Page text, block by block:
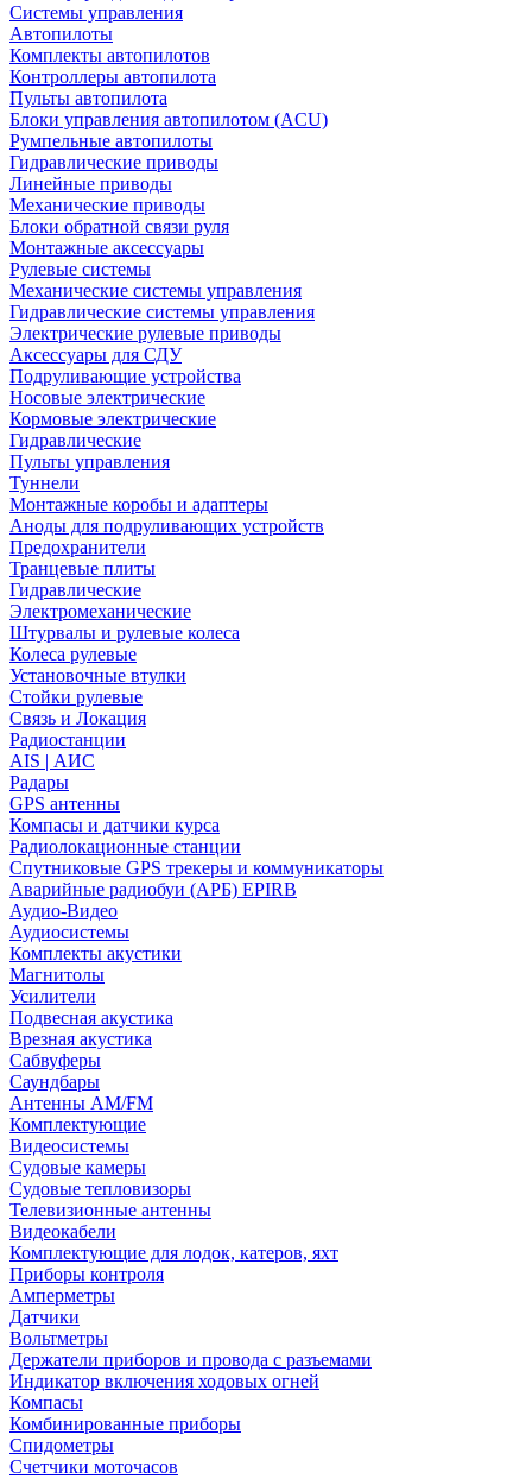
Системы управления
Автопилоты
Комплекты автопилотов
Контроллеры автопилота
Пульты автопилота
Блоки управления автопилотом (ACU)
Румпельные автопилоты
Гидравлические приводы
Линейные приводы
Механические приводы
Блоки обратной связи руля
Монтажные аксессуары
Рулевые системы
Механические системы управления
Гидравлические системы управления
Электрические рулевые приводы
Аксессуары для СДУ
Подруливающие устройства
Носовые электрические
Кормовые электрические
Гидравлические
Пульты управления
Туннели
Монтажные коробы и адаптеры
Аноды для подруливающих устройств
Предохранители
Транцевые плиты
Гидравлические
Электромеханические
Штурвалы и рулевые колеса
Колеса рулевые
Установочные втулки
Стойки рулевые
Связь и Локация
Радиостанции
AIS | АИС
Радары
GPS антенны
Компасы и датчики курса
Радиолокационные станции
Спутниковые GPS трекеры и коммуникаторы
Аварийные радиобуи (АРБ) EPIRB
Аудио-Видео
Аудиосистемы
Комплекты акустики
Магнитолы
Усилители
Подвесная акустика
Врезная акустика
Сабвуферы
Саундбары
Антенны AM/FM
Комплектующие
Видеосистемы
Судовые камеры
Cудовые тепловизоры
Телевизионные антенны
Видеокабели
Комплектующие для лодок, катеров, яхт
Приборы контроля
Амперметры
Датчики
Вольтметры
Держатели приборов и провода с разъемами
Индикатор включения ходовых огней
Компасы
Комбинированные приборы
Спидометры
Счетчики моточасов